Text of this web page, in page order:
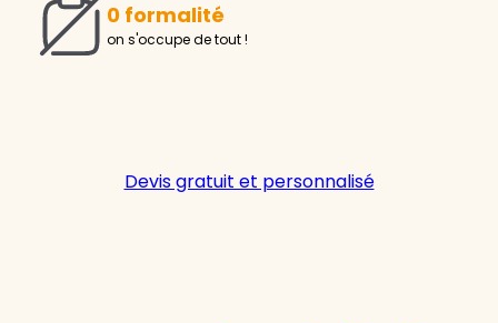
0 formalité
on s'occupe de tout !
Devis gratuit et personnalisé